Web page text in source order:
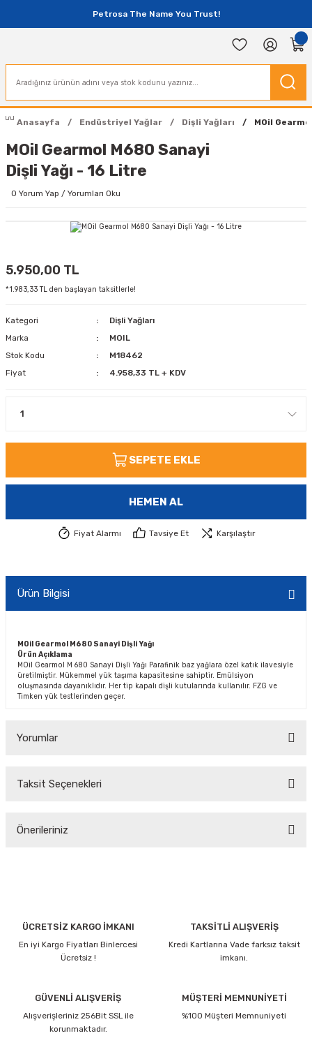
Petrosa The Name You Trust!
Anasayfa Endüstriyel Yağlar Dişli Yağları MOil
MOil Gearmol M680 Sanayi
Dişli Yağı - 16 Litre
0 Yorum Yap / Yorumları Oku
5.950,00 TL
*1.983,33 TL den başlayan taksitlerle!
Kategori
Dişli Yağları
Marka
MOIL
Stok Kodu
M18462
Fiyat
4.958,33 TL + KDV
SEPETE EKLE
HEMEN AL
Fiyat Alarmı Tavsiye Et Karşılaştır
Ürün Bilgisi
MOil Gearmol M680 Sanayi Dişli Yağı
Ürün Açıklama
MOil Gearmol M 680 Sanayi Dişli Yağı Parafinik baz yağlara özel katık ilavesiyle
üretilmiştir. Mükemmel yük taşıma kapasitesine sahiptir. Emülsiyon
oluşmasında dayanıklıdır. Her tip kapalı dişli kutularında kullanılır. FZG ve
Timken yük testlerinden geçer.
Yorumlar
Taksit Seçenekleri
Önerileriniz
Görüş ve önerileriniz için teşekkür ederiz.
Ürün resmi kalitesiz, bozuk veya görüntülenemiyor.
Ürün bilgilerinde hatalar bulunuyor.
Ürün fiyatı diğer sitelerden daha pahalı.
ÜCRETSİZ KARGO İMKANI
En iyi Kargo Fiyatları Binlercesi
Ücretsiz !
TAKSİTLİ ALIŞVERİŞ
Kredi Kartlarına Vade farksız taksit
imkanı.
GÜVENLİ ALIŞVERİŞ
Alışverişleriniz 256Bit SSL ile
korunmaktadır.
MÜŞTERİ MEMNUNİYETİ
%100 Müşteri Memnuniyeti